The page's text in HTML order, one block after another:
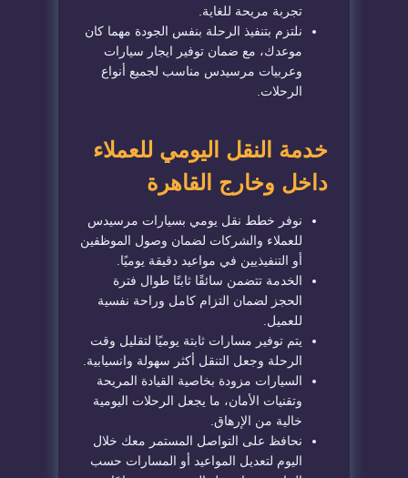
تجربة مريحة للغاية.
نلتزم بتنفيذ الرحلة بنفس الجودة مهما كان
موعدك، مع ضمان توفير ايجار سيارات
وعربيات مرسيدس مناسب لجميع أنواع
الرحلات.
خدمة النقل اليومي للعملاء
داخل وخارج القاهرة
نوفر خطط نقل يومي بسيارات مرسيدس
للعملاء والشركات لضمان وصول الموظفين
أو التنفيذيين في مواعيد دقيقة يوميًا.
الخدمة تتضمن سائقًا ثابتًا طوال فترة
الحجز لضمان التزام كامل وراحة نفسية
للعميل.
يتم توفير مسارات ثابتة يوميًا لتقليل وقت
الرحلة وجعل التنقل أكثر سهولة وانسيابية.
السيارات مزودة بخاصية القيادة المريحة
وتقنيات الأمان، ما يجعل الرحلات اليومية
خالية من الإرهاق.
نحافظ على التواصل المستمر معك خلال
اليوم لتعديل المواعيد أو المسارات حسب